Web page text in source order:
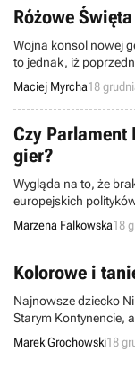
Różowe Święta
Wojna konsol nowej
to jednak, iż
odchodzą do lamusa.
nowa, różowa wersja
Maciej Myrcha18
Czy Parlament
gier?
Wygląda na to, że
europejskich
zacząć nazywać
Marzena Falkowska18
Kolorowe i
Najnowsze dziecko
Starym Kontynencie,
swego dzieła. Jak
sklepu Toys 'R Us,
nowymi wersjami
Marek Grochowski18